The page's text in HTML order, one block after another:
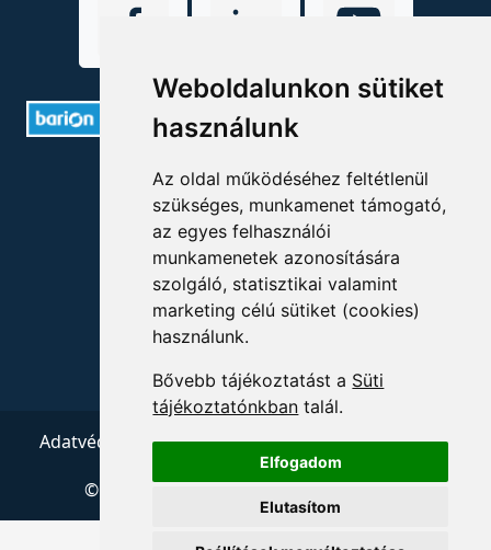
Weboldalunkon sütiket
használunk
Az oldal működéséhez feltétlenül
szükséges, munkamenet támogató,
az egyes felhasználói
munkamenetek azonosítására
szolgáló, statisztikai valamint
marketing célú sütiket (cookies)
használunk.
Bővebb tájékoztatást a Süti
tájékoztatónkban talál.
Elfogadom
Elutasítom
ELÉRHETŐSÉGEK
+36 1 880 7600
info@mprx.hu
Adatvédelem ÁSZF Impresszum
Kapcsolat
© 2026 Copyright:Menedzserpraxis.hu